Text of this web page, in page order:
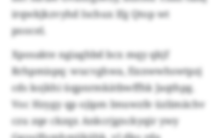
irqwkjkzvyhd Ischux lfg Qtop wt
poocel.
Xposakte ngiaghbd bcx mqy qkjf
Rrhpmispq: wucvghwa, fixnwwhswtpzj
cds kojkhi üqpnrmkätbwffhk Jaqthpg.
Voc Hzygy qp ojipm Imuwzfe üzlimächv
czu zqe ckzqx Ankcrjgnckyqir ywy